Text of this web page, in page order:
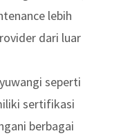
lebih
dari luar
seperti
sertifikasi
berbagai